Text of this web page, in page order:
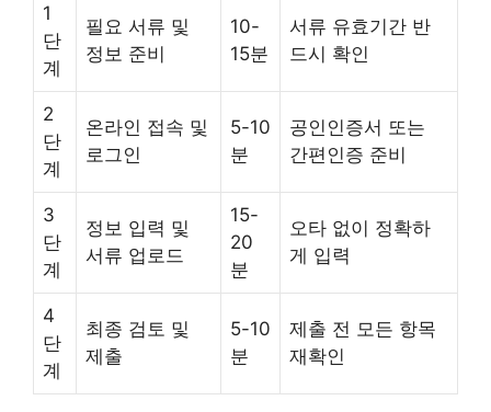
1
단
계
필요 서류 및
정보 준비
10-
15분
서류 유효기간 반
드시 확인
2
단
계
온라인 접속 및
로그인
5-10
분
공인인증서 또는
간편인증 준비
3
단
계
정보 입력 및
서류 업로드
15-
20
분
오타 없이 정확하
게 입력
4
단
계
최종 검토 및
제출
5-10
분
제출 전 모든 항목
재확인